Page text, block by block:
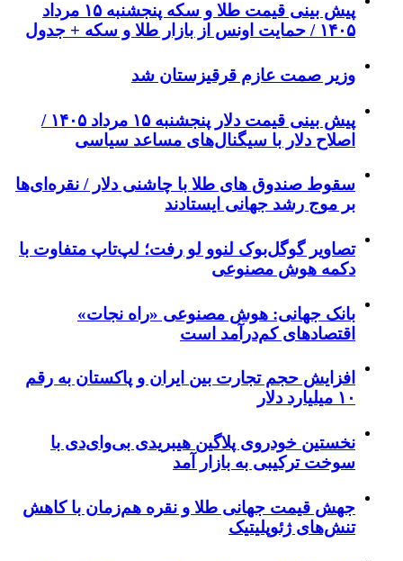
پیش‌ بینی قیمت طلا و سکه پنجشنبه ۱۵ مرداد
۱۴۰۵ / حمایت اونس از بازار طلا و سکه + جدول
وزیر صمت عازم قرقیزستان شد
پیش ‌بینی قیمت دلار پنجشنبه ۱۵ مرداد ۱۴۰۵ /
اصلاح دلار با سیگنال‌های مساعد سیاسی
سقوط صندوق های طلا با چاشنی دلار / نقره‌ای‌ها
بر موج رشد جهانی ایستادند
تصاویر گوگل‌بوک لنوو لو رفت؛ لپ‌تاپ متفاوت با
دکمه هوش مصنوعی
بانک جهانی: هوش مصنوعی «راه نجات»
اقتصادهای کم‌درآمد است
افزایش حجم تجارت بین ایران و پاکستان به رقم
۱۰ میلیارد دلار
نخستین خودروی پلاگین هیبریدی بی‌وای‌دی با
سوخت ترکیبی به بازار آمد
جهش قیمت جهانی طلا و نقره هم‌زمان با کاهش
تنش‌های ژئوپلیتیک